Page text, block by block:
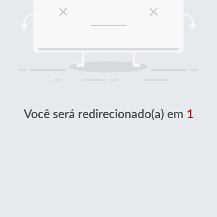
Você será redirecionado(a) em 1